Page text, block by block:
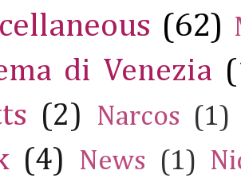
(62)
di Venezia
(2) Narcos (1)
(4) News (1)